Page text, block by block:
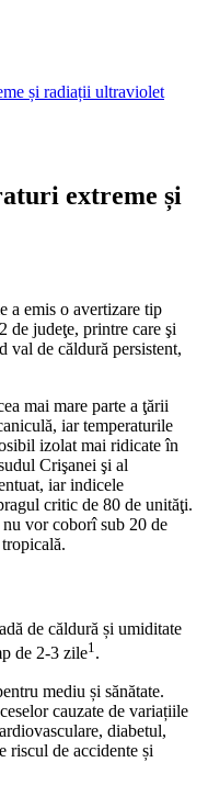
și radiații ultraviolet
extreme și
a emis o avertizare tip
judeţe, printre care şi
val de căldură persistent,
mai mare parte a ţării
iar temperaturile
izolat mai ridicate în
Crişanei şi al
iar indicele
critic de 80 de unităţi.
vor coborî sub 20 de
de căldură și umiditate
de 2-3 zile1.
mediu și sănătate.
cauzate de variațiile
diabetul,
riscul de accidente și